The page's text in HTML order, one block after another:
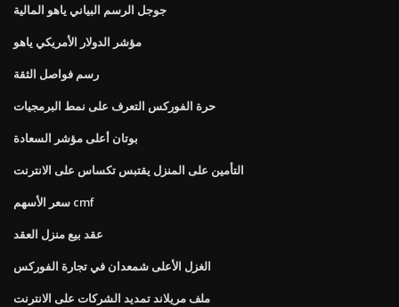
جوجل الرسم البياني ياهو المالية
مؤشر الدولار الأمريكي ياهو
رسم فواصل الثقة
حرة الفوركس التعرف على نمط البرمجيات
بوتان أعلى مؤشر السعادة
التأمين على المنزل يقتبس تكساس على الانترنت
سعر الأسهم cmf
عقد بيع منزل العقد
الغزل الأعلى شمعدان في تجارة الفوركس
ملف مريلاند تمديد الشركات على الانترنت